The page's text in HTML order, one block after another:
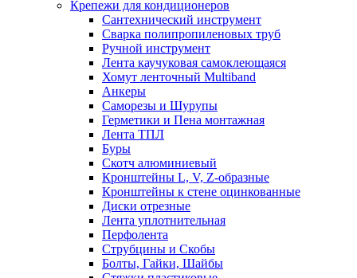
Крепежи для кондиционеров
Сантехнический инструмент
Сварка полипропиленовых труб
Ручной инструмент
Лента каучуковая самоклеющаяся
Хомут ленточный Multiband
Анкеры
Саморезы и Шурупы
Герметики и Пена монтажная
Лента ТПЛ
Буры
Скотч алюминиевый
Кронштейны L, V, Z-образные
Кронштейны к стене оцинкованные
Диски отрезные
Лента уплотнительная
Перфолента
Струбцины и Скобы
Болты, Гайки, Шайбы